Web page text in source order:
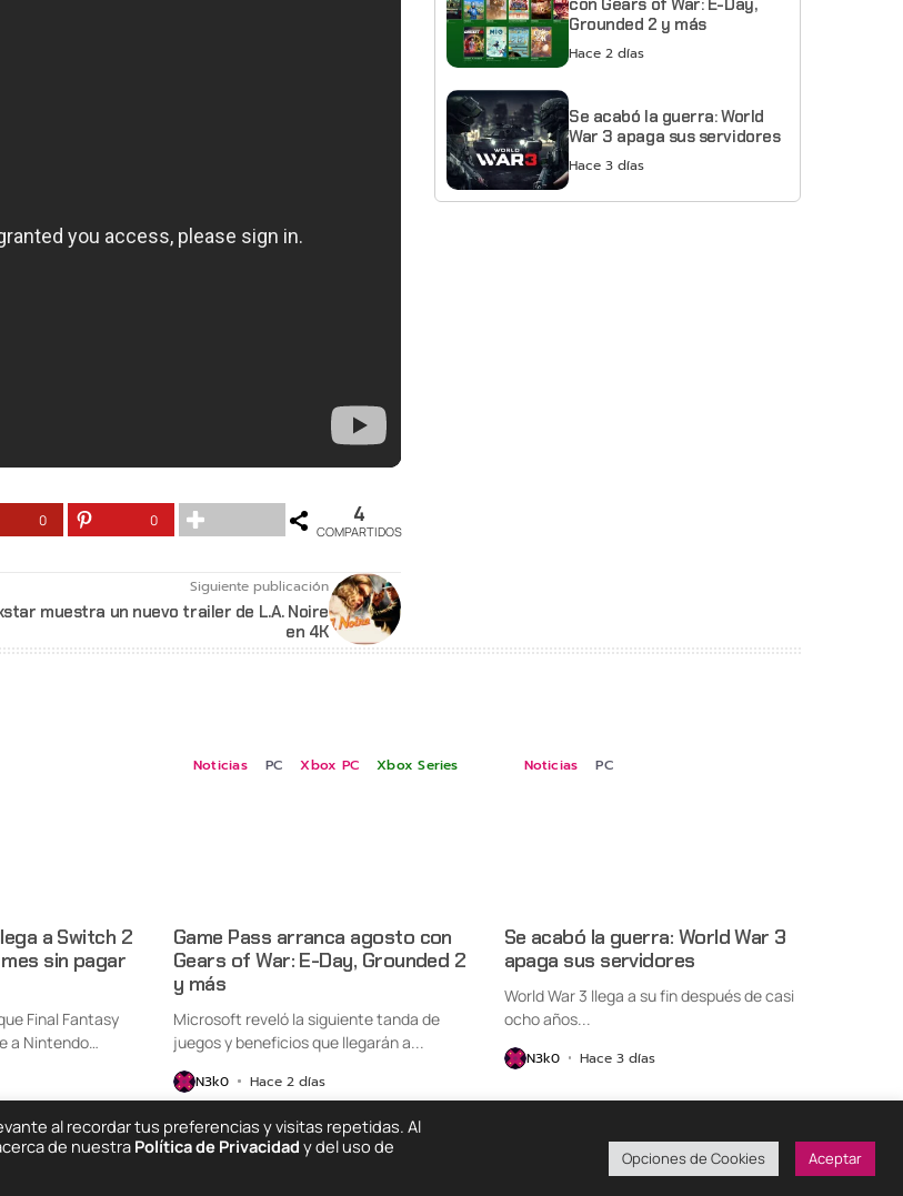
0 0 4
COMPARTIDOS
Siguiente publicación
muestra un nuevo trailer de L.A. Noire
en 4K
con Gears of War: E-Day,
Grounded 2 y más
Hace 2 días
Se acabó la guerra: World
War 3 apaga sus servidores
Hace 3 días
a Switch 2
sin pagar
Final Fantasy
a Nintendo
Noticias PC Xbox PC Xbox Series
Game Pass arranca agosto con
Gears of War: E-Day, Grounded 2
y más
Microsoft reveló la siguiente tanda de
juegos y beneficios que llegarán a...
N3k0 Hace 2 días
Noticias PC
Se acabó la guerra: World War 3
apaga sus servidores
World War 3 llega a su fin después de casi
ocho años...
N3k0 Hace 3 días
Políticas De Privacidad¡Colabora!
al recordar tus preferencias y visitas repetidas. Al
de nuestra Política de Privacidad y del uso de
Opciones de Cookies Aceptar